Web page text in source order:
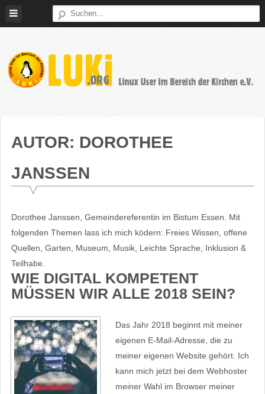
Bereich
Kirchen
AUTOR: DOROTHEE
JANSSEN
Dorothee Janssen, Gemeindereferentin im Bistum Essen. Mit
folgenden Themen lass ich mich ködern: Freies Wissen, offene
Quellen, Garten, Museum, Musik, Leichte Sprache, Inklusion &
Teilhabe.
WIE DIGITAL KOMPETENT
MÜSSEN WIR ALLE 2018 SEIN?
Das Jahr 2018 beginnt mit meiner
eigenen E-Mail-Adresse, die zu
meiner eigenen Website gehört. Ich
kann mich jetzt bei dem Webhoster
meiner Wahl im Browser meiner